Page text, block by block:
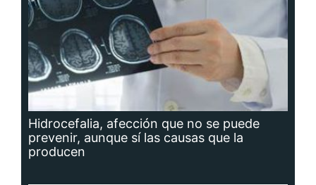
Hidrocefalia, afección que no se puede
prevenir, aunque sí las causas que la
producen